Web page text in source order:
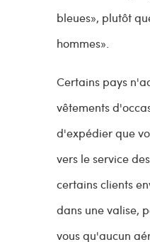
bleues», plutôt
hommes».
Certains pays
vêtements
d'expédier que
vers le service
certains clients
dans une valise,
vous qu'aucun